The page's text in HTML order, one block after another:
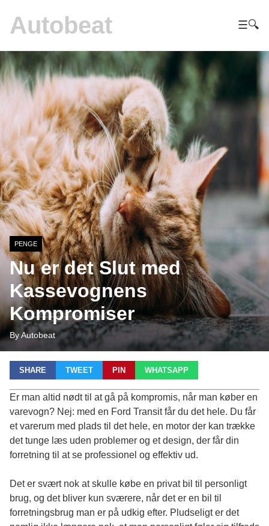
Autobeat ☰🔍
PENGE
Nu er det Slut med
Kassevognens
Kompromiser
By Autobeat
SHARE TWEET PIN WHATSAPP
Er man altid nødt til at gå på kompromis, når man køber en
varevogn? Nej: med en Ford Transitfår du det hele. Du får
et varerum med plads til det hele, en motor der kan trække
det tunge læs uden problemer og et design, der får din
forretning til at se professionel og effektiv ud.
Det er svært nok at skulle købe en privat bil til personligt
brug, og det bliver kun sværere, når det er en bil til
forretningsbrug man er på udkig efter. Pludseligt er det